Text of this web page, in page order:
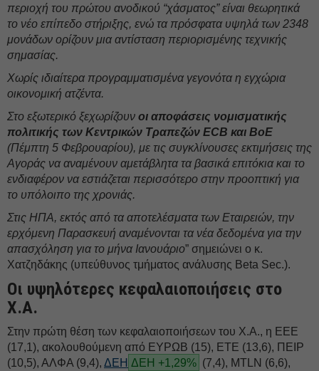
περιοχή του πρώτου ανοδικού “χάσματος” είναι θεωρητικά
το νέο επίπεδο στήριξης, ενώ τα πρόσφατα υψηλά των 2348
μονάδων ορίζουν μια αντίσταση περιορισμένης τεχνικής
σημασίας.
Χωρίς ιδιαίτερα προγραμματισμένα γεγονότα η εγχώρια
οικονομική ατζέντα.
Στο εξωτερικό ξεχωρίζουν οι αποφάσεις νομισματικής
πολιτικής των Κεντρικών Τραπεζών ECB και BoE
(Πέμπτη 5 Φεβρουαρίου), με τις συγκλίνουσες εκτιμήσεις της
Αγοράς να αναμένουν αμετάβλητα τα βασικά επιτόκια και το
ενδιαφέρον να εστιάζεται περισσότερο στην προοπτική για
το υπόλοιπο της χρονιάς.
Στις ΗΠΑ, εκτός από τα αποτελέσματα των Εταιρειών, την
ερχόμενη Παρασκευή αναμένονται τα νέα δεδομένα για την
απασχόληση για το μήνα Ιανουάριο” σημειώνει ο κ.
Χατζηδάκης (υπεύθυνος τμήματος ανάλυσης Beta Sec.).
Οι υψηλότερες κεφαλαιοποιήσεις στο
Χ.Α.
Στην πρώτη θέση των κεφαλαιοποιήσεων του Χ.Α., η ΕΕΕ
(17,1), ακολουθούμενη από EΥΡΩΒ (15), ΕΤΕ (13,6), ΠΕΙΡ
(10,5), ΑΛΦΑ (9,4), ΔΕΗ ΔΕΗ +1,29% (7,4), MTLN (6,6),